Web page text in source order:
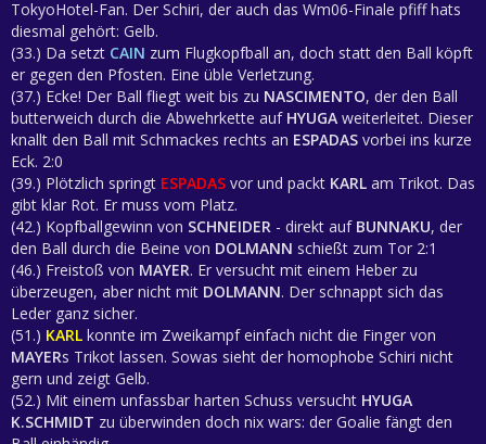
TokyoHotel-Fan. Der Schiri, der auch das Wm06-Finale pfiff hats
diesmal gehört: Gelb.
(33.) Da setzt CAIN zum Flugkopfball an, doch statt den Ball köpft
er gegen den Pfosten. Eine üble Verletzung.
(37.) Ecke! Der Ball fliegt weit bis zu NASCIMENTO, der den Ball
butterweich durch die Abwehrkette auf HYUGA weiterleitet. Dieser
knallt den Ball mit Schmackes rechts an ESPADAS vorbei ins kurze
Eck. 2:0
(39.) Plötzlich springt ESPADAS vor und packt KARL am Trikot. Das
gibt klar Rot. Er muss vom Platz.
(42.) Kopfballgewinn von SCHNEIDER - direkt auf BUNNAKU, der
den Ball durch die Beine von DOLMANN schießt zum Tor 2:1
(46.) Freistoß von MAYER. Er versucht mit einem Heber zu
überzeugen, aber nicht mit DOLMANN. Der schnappt sich das
Leder ganz sicher.
(51.) KARL konnte im Zweikampf einfach nicht die Finger von
MAYERs Trikot lassen. Sowas sieht der homophobe Schiri nicht
gern und zeigt Gelb.
(52.) Mit einem unfassbar harten Schuss versucht HYUGA
K.SCHMIDT zu überwinden doch nix wars: der Goalie fängt den